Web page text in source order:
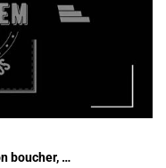
boucher, …